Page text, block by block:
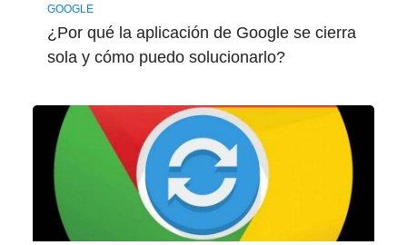
GOOGLE
¿Por qué la aplicación de Google se cierra
sola y cómo puedo solucionarlo?